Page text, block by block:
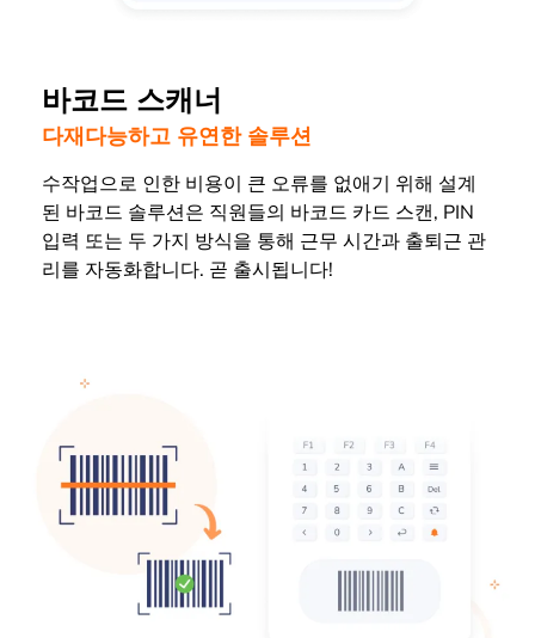
바코드 스캐너
다재다능하고 유연한 솔루션
수작업으로 인한 비용이 큰 오류를 없애기 위해 설계
된 바코드 솔루션은 직원들의 바코드 카드 스캔, PIN
입력 또는 두 가지 방식을 통해 근무 시간과 출퇴근 관
리를 자동화합니다. 곧 출시됩니다!